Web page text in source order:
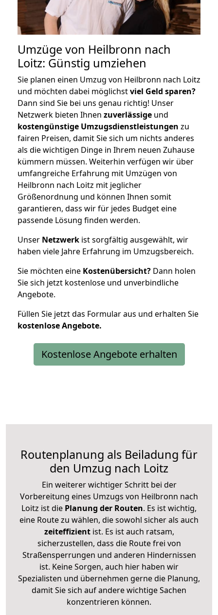
Umzüge von Heilbronn nach
Loitz: Günstig umziehen
Sie planen einen Umzug von Heilbronn nach Loitz
und möchten dabei möglichstviel Geld sparen?
Dann sind Sie bei uns genau richtig! Unser
Netzwerk bieten Ihnen zuverlässige und
kostengünstige Umzugsdienstleistungen zu
fairen Preisen, damit Sie sich um nichts anderes
als die wichtigen Dinge in Ihrem neuen Zuhause
kümmern müssen. Weiterhin verfügen wir über
umfangreiche Erfahrung mit Umzügen von
Heilbronn nach Loitz mit jeglicher
Größenordnung und können Ihnen somit
garantieren, dass wir für jedes Budget eine
passende Lösung finden werden.
Unser Netzwerk ist sorgfältig ausgewählt, wir
haben viele Jahre Erfahrung im Umzugsbereich.
Sie möchten eine Kostenübersicht? Dann holen
Sie sich jetzt kostenlose und unverbindliche
Angebote.
Füllen Sie jetzt das Formular aus und erhalten Sie
kostenloseAngebote.
Kostenlose Angebote erhalten
Routenplanung als Beiladung für
den Umzug nach Loitz
Ein weiterer wichtiger Schritt bei der
Vorbereitung eines Umzugs von Heilbronn nach
Loitz ist die Planung der Routen. Es ist wichtig,
eine Route zu wählen, die sowohl sicher als auch
zeiteffizientist. Es ist auch ratsam,
sicherzustellen, dass die Route frei von
Straßensperrungen und anderen Hindernissen
ist. Keine Sorgen, auch hier haben wir
Spezialisten und übernehmen gerne die Planung,
damit Sie sich auf andere wichtige Sachen
konzentrieren können.